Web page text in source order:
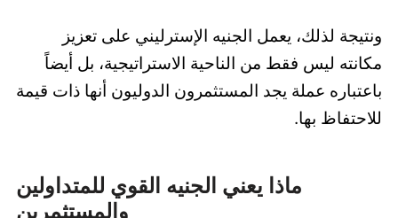
ونتيجة لذلك، يعمل الجنيه الإسترليني على تعزيز
مكانته ليس فقط من الناحية الاستراتيجية، بل أيضاً
باعتباره عملة يجد المستثمرون الدوليون أنها ذات قيمة
للاحتفاظ بها.
ماذا يعني الجنيه القوي للمتداولين
والمستثمرين